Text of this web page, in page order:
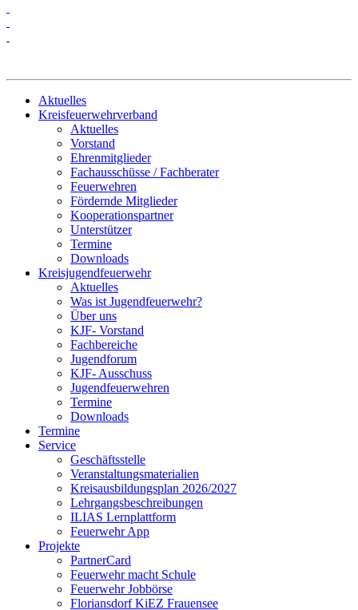
Aktuelles
Kreisfeuerwehrverband
Aktuelles
Vorstand
Ehrenmitglieder
Fachausschüsse / Fachberater
Feuerwehren
Fördernde Mitglieder
Kooperationspartner
Unterstützer
Termine
Downloads
Kreisjugendfeuerwehr
Aktuelles
Was ist Jugendfeuerwehr?
Über uns
KJF- Vorstand
Fachbereiche
Jugendforum
KJF- Ausschuss
Jugendfeuerwehren
Termine
Downloads
Termine
Service
Geschäftsstelle
Veranstaltungsmaterialien
Kreisausbildungsplan 2026/2027
Lehrgangsbeschreibungen
ILIAS Lernplattform
Feuerwehr App
Projekte
PartnerCard
Feuerwehr macht Schule
Feuerwehr Jobbörse
Floriansdorf KiEZ Frauensee